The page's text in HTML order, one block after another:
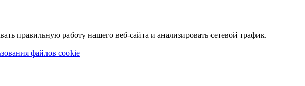
правильную работу нашего веб-сайта и анализировать сетевой трафик.
файлов cookie